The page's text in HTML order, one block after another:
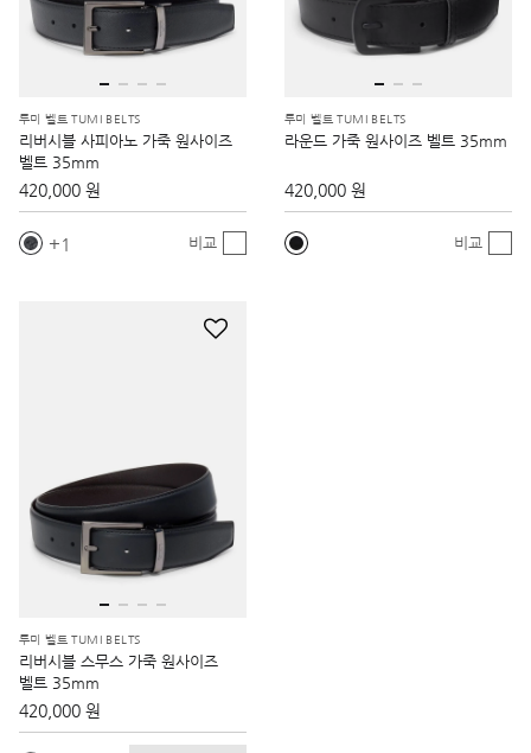
투미 벨트 TUMI BELTS
리버시블 사피아노 가죽 원사이즈
벨트 35mm
420,000 원
1 비교
투미 벨트 TUMI BELTS
라운드 가죽 원사이즈 벨트 35mm
420,000 원
비교
투미 벨트 TUMI BELTS
리버시블 스무스 가죽 원사이즈
벨트 35mm
420,000 원